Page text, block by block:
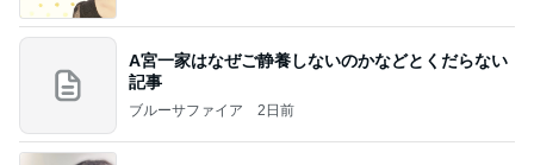
A宮一家はなぜご静養しないのかなどとくだらない
記事
ブルーサファイア 2日前